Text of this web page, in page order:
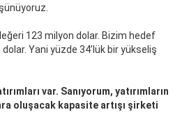
123 milyon dolar. Bizim hedef
Yani yüzde 34’lük bir yükseliş
var. Sanıyorum, yatırımların
oluşacak kapasite artışı şirketi